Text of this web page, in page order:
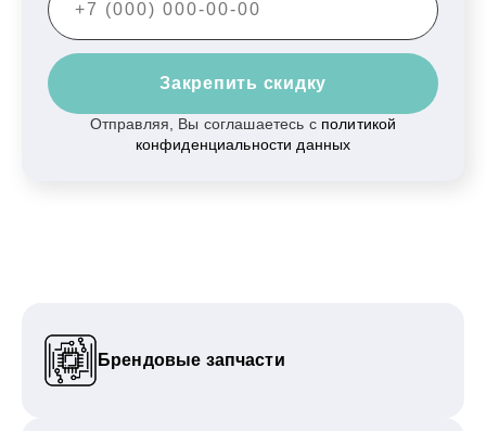
Закрепить скидку
Отправляя, Вы соглашаетесь с политикой
конфиденциальности данных
Брендовые запчасти